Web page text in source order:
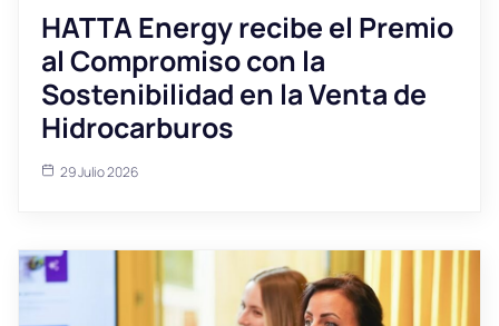
HATTA Energy recibe el Premio
al Compromiso con la
Sostenibilidad en la Venta de
Hidrocarburos
29 Julio 2026